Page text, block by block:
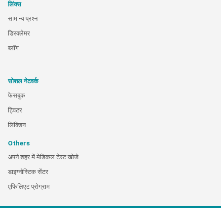
लिंक्स
सामान्य प्रश्न
डिस्क्लेमर
ब्लॉग
सोशल नेटवर्क
फेसबुक
ट्विटर
लिंक्डिन
Others
अपने शहर में मेडिकल टेस्ट खोजे
डाइग्नोस्टिक सेंटर
एफिलिएट प्रोग्राम